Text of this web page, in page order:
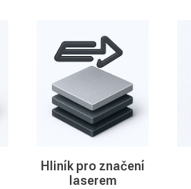
Hliník pro značení
laserem